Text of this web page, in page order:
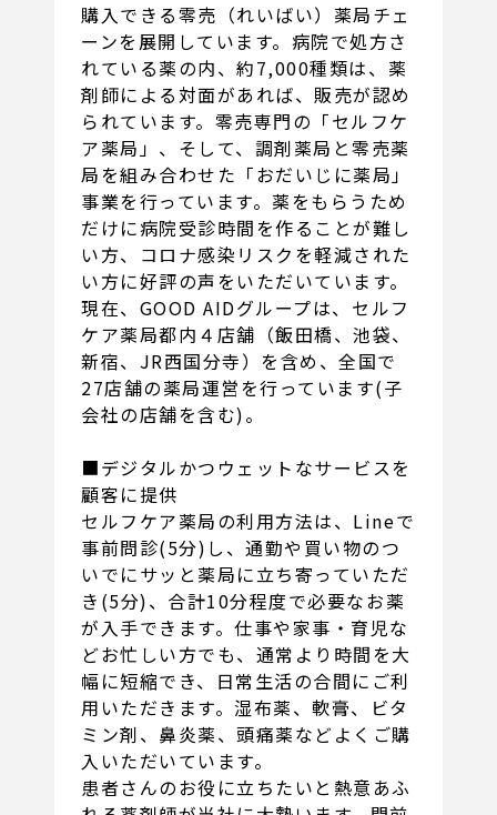
購入できる零売（れいばい）薬局チェ
ーンを展開しています。病院で処方さ
れている薬の内、約7,000種類は、薬
剤師による対面があれば、販売が認め
られています。零売専門の「セルフケ
ア薬局」、そして、調剤薬局と零売薬
局を組み合わせた「おだいじに薬局」
事業を行っています。薬をもらうため
だけに病院受診時間を作ることが難し
い方、コロナ感染リスクを軽減された
い方に好評の声をいただいています。
現在、GOOD AIDグループは、セルフ
ケア薬局都内４店舗（飯田橋、池袋、
新宿、JR西国分寺）を含め、全国で
27店舗の薬局運営を行っています(子
会社の店舗を含む)。
■デジタルかつウェットなサービスを
顧客に提供
セルフケア薬局の利用方法は、Lineで
事前問診(5分)し、通勤や買い物のつ
いでにサッと薬局に立ち寄っていただ
き(5分)、合計10分程度で必要なお薬
が入手できます。仕事や家事・育児な
どお忙しい方でも、通常より時間を大
幅に短縮でき、日常生活の合間にご利
用いただきます。湿布薬、軟膏、ビタ
ミン剤、鼻炎薬、頭痛薬などよくご購
入いただいています。
患者さんのお役に立ちたいと熱意あふ